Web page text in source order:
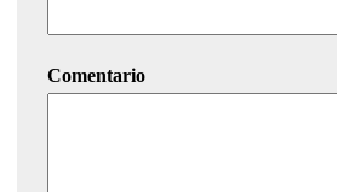
Comentario